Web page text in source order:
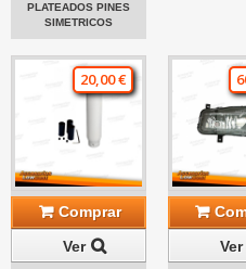
PLATEADOS PINES
SIMETRICOS
20,00 €
Comprar
Ver
Ver